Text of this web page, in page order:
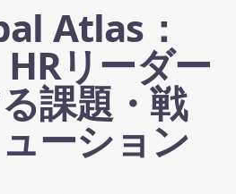
Atlas：
リーダー
課題・戦
ーション